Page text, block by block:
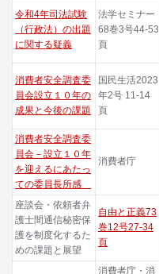
令和4年司法試験
（行政法）の出題
に関する疑義
法学セミナー
68巻3号44-53
頁
消費者安全調査委
員会設立１０年の
成果と今後の課題
国民生活2023
年2号 11-14
頁
消費者安全調査委
員会－設立１０年
を迎えるにあたっ
ての委員長所感
消費者庁
座談会・依頼者弁
護士間通信秘密保
護を制度化するた
めの課題と展望
自由と正義73
巻12号27-34
頁
消費者庁・消